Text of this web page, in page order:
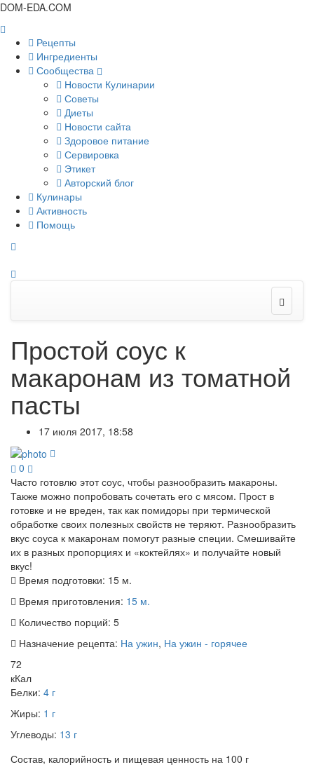
DOM-EDA.COM
Рецепты
Ингредиенты
Сообщества
Новости Кулинарии
Советы
Диеты
Новости сайта
Здоровое питание
Сервировка
Этикет
Авторский блог
Кулинары
Активность
Помощь
Простой соус к
макаронам из томатной
пасты
17 июля 2017, 18:58
0
Часто готовлю этот соус, чтобы разнообразить макароны.
Также можно попробовать сочетать его с мясом. Прост в
готовке и не вреден, так как помидоры при термической
обработке своих полезных свойств не теряют. Разнообразить
вкус соуса к макаронам помогут разные специи. Смешивайте
их в разных пропорциях и «коктейлях» и получайте новый
вкус!
Время подготовки: 15 м.
Время приготовления: 15 м.
Количество порций: 5
Назначение рецепта: На ужин, На ужин - горячее
72
кКал
Белки: 4 г
Жиры: 1 г
Углеводы: 13 г
Состав, калорийность и пищевая ценность на 100 г